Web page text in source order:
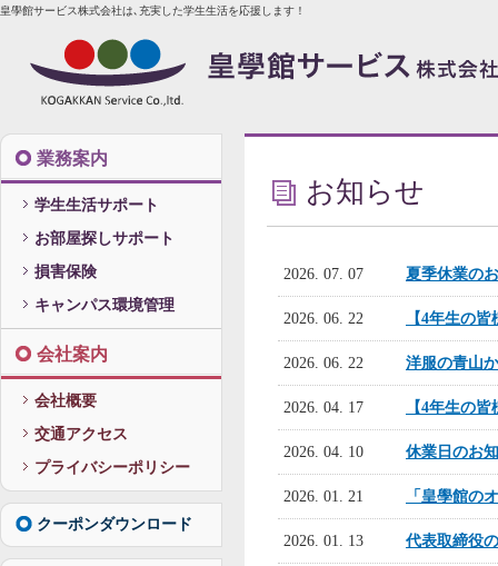
皇學館サービス株式会社は､充実した学生生活を応援します！
業務案内
学生生活サポート
お部屋探しサポート
損害保険
キャンパス環境管理
会社案内
会社概要
交通アクセス
プライバシーポリシー
クーポンダウンロード
お知らせ
2026. 07. 07 夏季休業の
2026. 06. 22 【4年生の
2026. 06. 22 洋服の青山
2026. 04. 17 【4年生の
2026. 04. 10 休業日のお
2026. 01. 21 「皇學館の
2026. 01. 13 代表取締役